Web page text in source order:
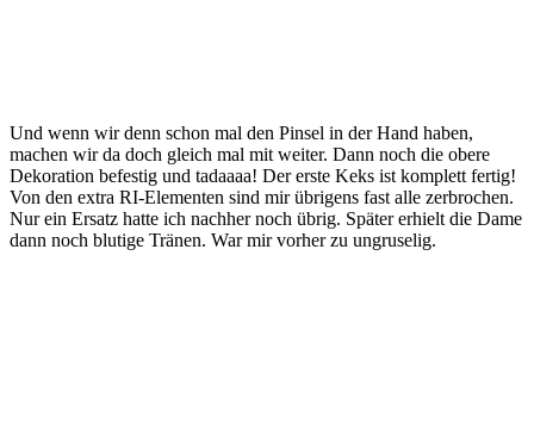
Und wenn wir denn schon mal den Pinsel in der Hand haben,
machen wir da doch gleich mal mit weiter. Dann noch die obere
Dekoration befestig und tadaaaa! Der erste Keks ist komplett fertig!
Von den extra RI-Elementen sind mir übrigens fast alle zerbrochen.
Nur ein Ersatz hatte ich nachher noch übrig. Später erhielt die Dame
dann noch blutige Tränen. War mir vorher zu ungruselig.